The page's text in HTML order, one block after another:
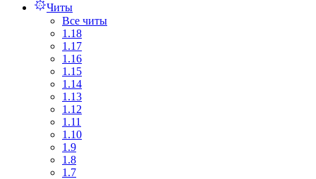
Читы
Все читы
1.18
1.17
1.16
1.15
1.14
1.13
1.12
1.11
1.10
1.9
1.8
1.7